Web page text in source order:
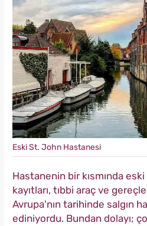
Eski St. John Hastanesi
Hastanenin bir kısmında
kayıtları, tıbbi araç ve
Avrupa'nın tarihinde salgın
ediniyordu. Bundan dolayı;